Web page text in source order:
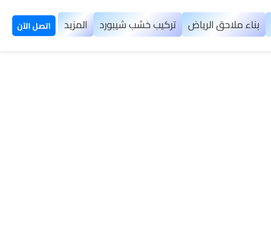
بناء ملاحق الرياض تركيب خشب شيبورد المزيد اتصل الآن